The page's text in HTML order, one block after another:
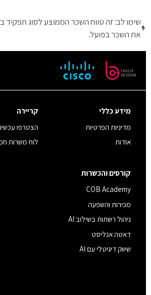
שימו לב: זה טווח השכר הממוצע לסוג תפקיד
את השכר בפועל.
מידע כללי
מדיניות הפרטיות
אודות
קריירה
הצטרפו
לוח משרות
קורסים והכשרות
COB Academy
מכירות והשפעה
ניהול רשתות בשילוב AI
דאטה אנליסט
שיווק דיגיטלי עם AI